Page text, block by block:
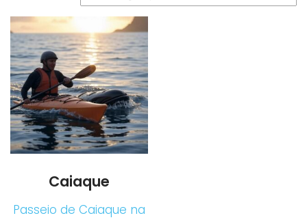
Caiaque
Passeio de Caiaque na